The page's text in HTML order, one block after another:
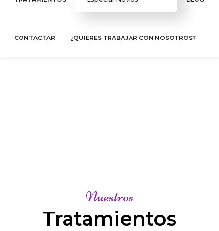
CONTACTAR ¿QUIERES TRABAJAR CON NOSOTROS?
Nuestros
Tratamientos